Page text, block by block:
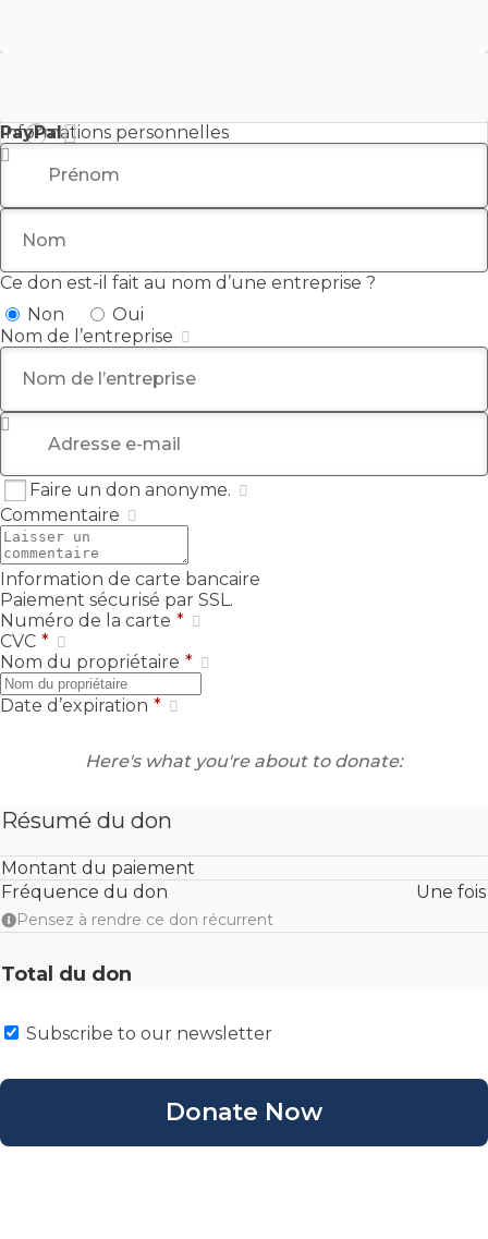
PayPal
Informations personnelles
Prénom
Nom
Ce don est-il fait au nom d’une entreprise ?
Non
Oui
Nom de l’entreprise
Adresse e-mail
Faire un don anonyme.
Commentaire
Information de carte bancaire
Paiement sécurisé par SSL.
Numéro de la carte *
CVC *
Nom du propriétaire *
Date d’expiration *
Here's what you're about to donate:
Résumé du don
Montant du paiement
Fréquence du don
Pensez à rendre ce don récurrent
Une fois
Total du don
Subscribe to our newsletter